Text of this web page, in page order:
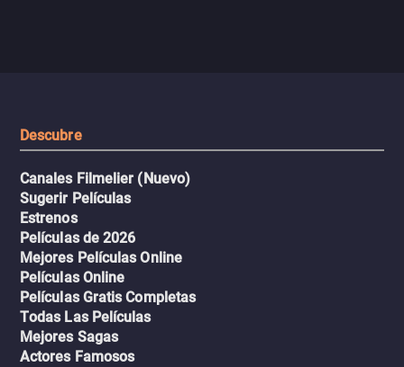
Descubre
Canales Filmelier (Nuevo)
Sugerir Películas
Estrenos
Películas de 2026
Mejores Películas Online
Películas Online
Películas Gratis Completas
Todas Las Películas
Mejores Sagas
Actores Famosos